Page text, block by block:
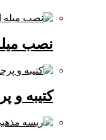
نصب میله اهتزاز
کتیبه و پرچم